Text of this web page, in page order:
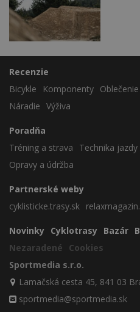
Recenzie
Bicykle
Komponenty Oblečenie
Náradie Výživa
Poradňa
Tréning a strava
Technika jazdy
Opravy a údržba
Partnerské weby
cyklisticke.trasy.sk
Novinky Cyklotrasy Bazár
Nezaradené
Cookies
Sportmedia s.r.o.
Lamačská cesta 45, 841 03
sportmedia@sportmedia.sk